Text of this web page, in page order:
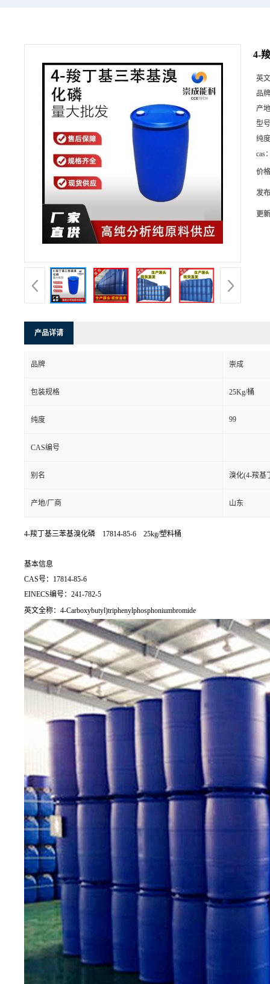
4-
英
品
产
型
纯
cas
价
发
更
产品详请
品牌 崇成
包装规格 25Kg/桶
纯度 99
CAS编号
别名 溴化(4-羧基
产地/厂商 山东
4-羧丁基三苯基溴化磷 17814-85-6 25kg/塑料桶
基本信息
CAS号：17814-85-6
EINECS编号：241-782-5
英文全称：4-Carboxybutyl)triphenylphosphoniumbromide